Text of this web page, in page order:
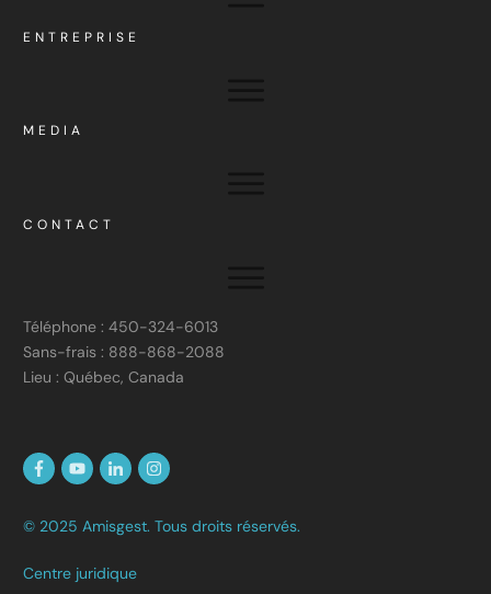
ENTREPRISE
MEDIA
CONTACT
Téléphone : 450-324-6013
Sans-frais : 888-868-2088
Lieu : Québec, Canada
© 2025 Amisgest. Tous droits réservés.
Centre juridique